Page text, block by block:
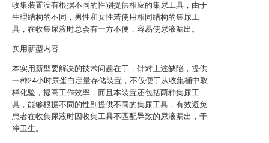
收集装置没有根据不同的性别提供相应的集尿工具，由于
生理结构的不同，男性和女性若使用相同结构的集尿工
具，在收集尿液时总会有一方不便，容易使尿液漏出。
实用新型内容
本实用新型要解决的技术问题在于，针对上述缺陷，提供
一种24小时尿蛋白定量存储装置，不仅便于从收集桶中取
样化验，提高工作效率，而且本装置还包括两种集尿工
具，能够根据不同的性别提供不同的集尿工具，有效避免
患者在收集尿液时因收集工具不匹配导致的尿液漏出，干
净卫生。